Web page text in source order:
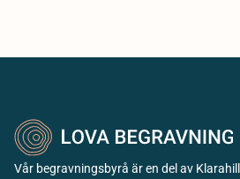
Vår begravningsbyrå är en del av